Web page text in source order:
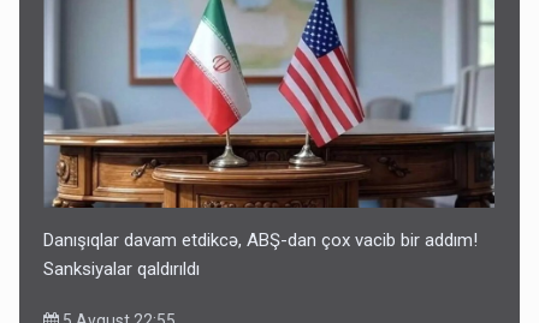
Danışıqlar davam etdikcə, ABŞ-dan çox vacib bir addım!
Sanksiyalar qaldırıldı